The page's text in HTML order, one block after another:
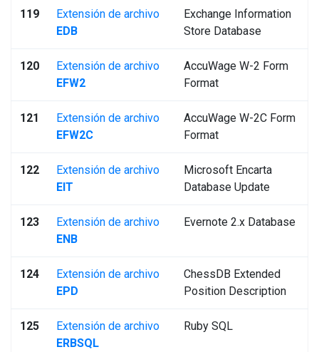
119
Extensión de archivo
EDB
Exchange Information
Store Database
120
Extensión de archivo
EFW2
AccuWage W-2 Form
Format
121
Extensión de archivo
EFW2C
AccuWage W-2C Form
Format
122
Extensión de archivo
EIT
Microsoft Encarta
Database Update
123
Extensión de archivo
ENB
Evernote 2.x Database
124
Extensión de archivo
EPD
ChessDB Extended
Position Description
125
Extensión de archivo
ERBSQL
Ruby SQL